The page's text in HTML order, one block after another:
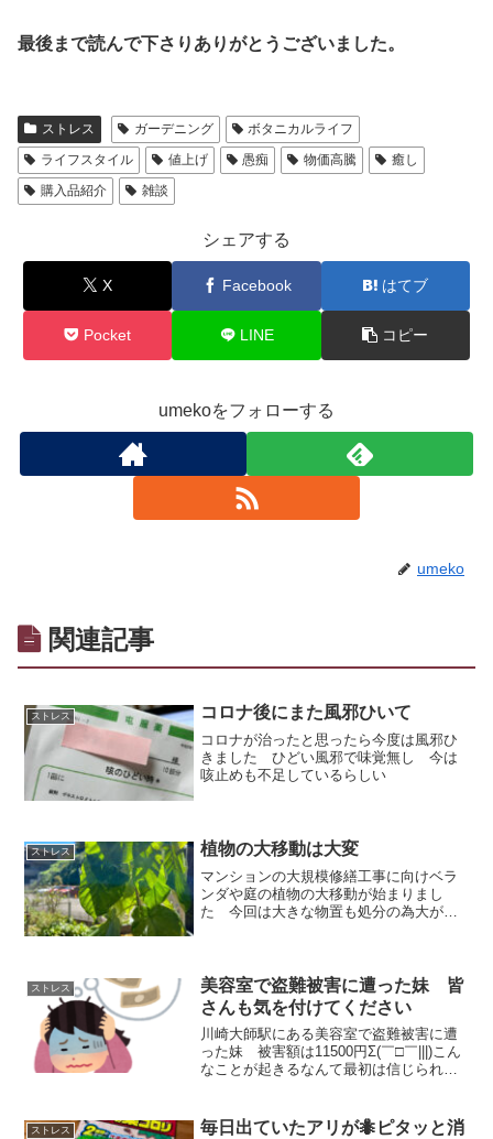
最後まで読んで下さりありがとうございました。
ストレス ガーデニング
ボタニカルライフ
ライフスタイル
値上げ 愚痴 物価高騰
癒し
購入品紹介
雑談
シェアする
X Facebook はてブ
Pocket LINE コピー
umekoをフォローする
umeko
関連記事
ストレス コロナ後にまた風邪ひいて
コロナが治ったと思ったら今度は風邪ひ
きました ひどい風邪で味覚無し 今は
咳止めも不足しているらしい
ストレス 植物の大移動は大変
マンションの大規模修繕工事に向けベラ
ンダや庭の植物の大移動が始まりまし
た 今回は大きな物置も処分の為大がか
ストレス
美容室で盗難被害に遭った妹 皆
さんも気を付けてください
川崎大師駅にある美容室で盗難被害に遭
った妹 被害額は11500円Σ(￣□￣|||)こん
なことが起きるなんて最初は信じられま
ストレス
毎日出ていたアリが🐜ピタッと消